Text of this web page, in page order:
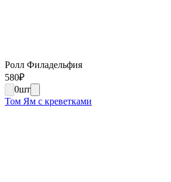
Ролл Филадельфия
580₽
0шт
Том Ям с креветками